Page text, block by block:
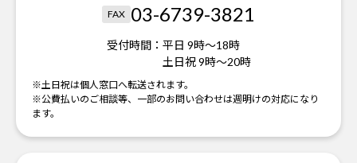
FAX 03-6739-3821
受付時間： 平日 9時～18時
土日祝 9時～20時
※土日祝は個人窓口へ転送されます。
※公費払いのご相談等、一部のお問い合わせは週明けの対応になり
ます。